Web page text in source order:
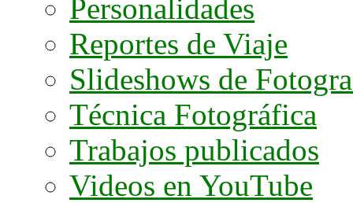
Personalidades
Reportes de Viaje
Slideshows de
Técnica Fotográfica
Trabajos publicados
Videos en YouTube